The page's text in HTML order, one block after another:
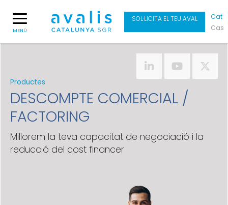
MENÚ
SOL·LICITA EL TEU AVAL
Cat
Cas
Productes
DESCOMPTE COMERCIAL /
FACTORING
Millorem la teva capacitat de negociació i la
reducció del cost financer